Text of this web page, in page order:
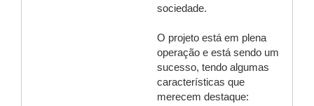
sociedade.
O projeto está em plena
operação e está sendo um
sucesso, tendo algumas
características que
merecem destaque: